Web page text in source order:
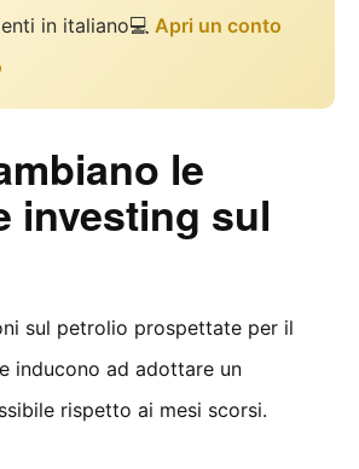
in italiano💻 Apri un conto
le
investing sul
sul petrolio prospettate per il
inducono ad adottare un
rispetto ai mesi scorsi.